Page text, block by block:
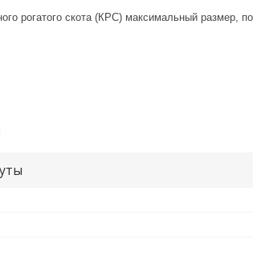
рогатого скота (КРС) максимальный размер,